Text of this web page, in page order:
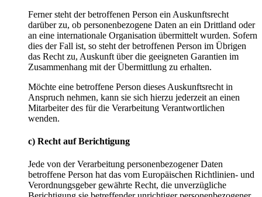
Ferner steht der betroffenen Person ein Auskunftsrecht
darüber zu, ob personenbezogene Daten an ein Drittland oder
an eine internationale Organisation übermittelt wurden. Sofern
dies der Fall ist, so steht der betroffenen Person im Übrigen
das Recht zu, Auskunft über die geeigneten Garantien im
Zusammenhang mit der Übermittlung zu erhalten.
Möchte eine betroffene Person dieses Auskunftsrecht in
Anspruch nehmen, kann sie sich hierzu jederzeit an einen
Mitarbeiter des für die Verarbeitung Verantwortlichen
wenden.
c) Recht auf Berichtigung
Jede von der Verarbeitung personenbezogener Daten
betroffene Person hat das vom Europäischen Richtlinien- und
Verordnungsgeber gewährte Recht, die unverzügliche